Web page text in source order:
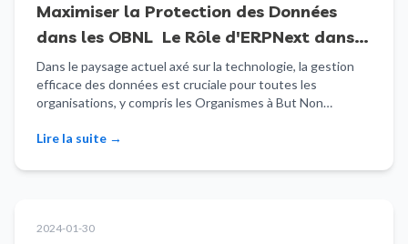
Maximiser la Protection des Données
dans les OBNL Le Rôle d'ERPNext dans
la Conformité à la Loi 25
Dans le paysage actuel axé sur la technologie, la gestion
efficace des données est cruciale pour toutes les
organisations, y compris les Organismes à But Non…
Lire la suite →
2024-01-30